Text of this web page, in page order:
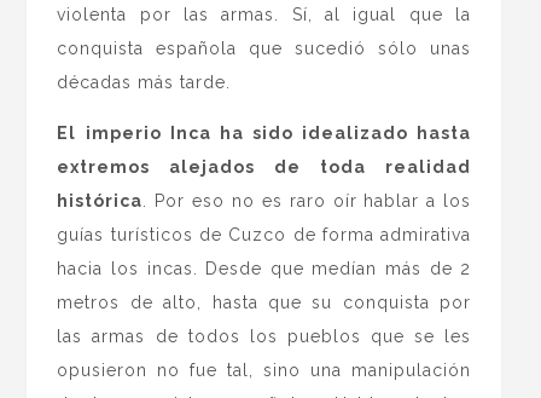
violenta por las armas. Sí, al igual que la
conquista española que sucedió sólo unas
décadas más tarde.
El imperio Inca ha sido idealizado hasta
extremos alejados de toda realidad
histórica . Por eso no es raro oír hablar a los
guías turísticos de Cuzco de forma admirativa
hacia los incas. Desde que medían más de 2
metros de alto, hasta que su conquista por
las armas de todos los pueblos que se les
opusieron no fue tal, sino una manipulación